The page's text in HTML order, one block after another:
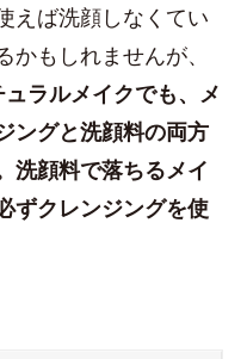
えば洗顔しなくてい
もしれませんが、
ラルメイクでも、メ
ングと洗顔料の両方
洗顔料で落ちるメイ
ずクレンジングを使